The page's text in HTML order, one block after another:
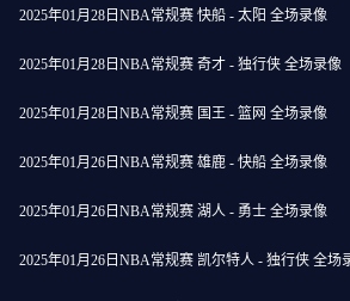
2025年01月28日NBA常规赛 快船 - 太阳 全场录像
2025年01月28日NBA常规赛 奇才 - 独行侠 全场录像
2025年01月28日NBA常规赛 国王 - 篮网 全场录像
2025年01月26日NBA常规赛 雄鹿 - 快船 全场录像
2025年01月26日NBA常规赛 湖人 - 勇士 全场录像
2025年01月26日NBA常规赛 凯尔特人 - 独行侠 全场